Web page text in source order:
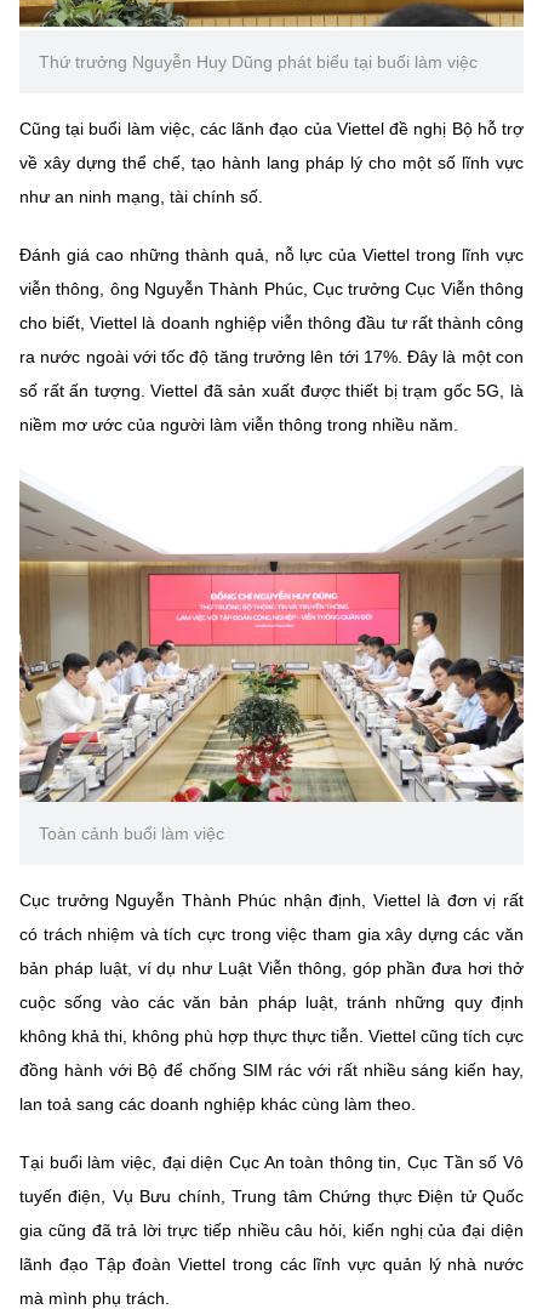
Vietnamese English
BỘ KHOA HỌC VÀ CÔNG NGHỆ
MINISTRY OF SCIENCE AND TECHNOLOGY
Điều khoản sử dụng Theo dõi MST:
Cơ quan chủ quản: Bộ Khoa học và Công nghệ (MST)
Chịu trách nhiệm nội dung: Nguyễn Thị Hải Hằng
Giám đốc Trung tâm Truyền thông Khoa học và Công nghệ.
Liên hệ
Địa chỉ: Ban Biên tập Cổng TTĐT - 18 Nguyễn Du, TP. Hà Nội
Điện thoại: 024 3936 9506
(Ghi rõ nguồn "https://mst.gov.vn" khi phát hành lại thông tin từ
website này)
Thứ trưởng Nguyễn Huy Dũng phát biểu tại buổi làm việc
Cũng tại buổi làm việc, các lãnh đạo của Viettel đề nghị Bộ hỗ trợ
về xây dựng thể chế, tạo hành lang pháp lý cho một số lĩnh vực
như an ninh mạng, tài chính số.
Đánh giá cao những thành quả, nỗ lực của Viettel trong lĩnh vực
viễn thông, ông Nguyễn Thành Phúc, Cục trưởng Cục Viễn thông
cho biết, Viettel là doanh nghiệp viễn thông đầu tư rất thành công
ra nước ngoài với tốc độ tăng trưởng lên tới 17%. Đây là một con
số rất ấn tượng. Viettel đã sản xuất được thiết bị trạm gốc 5G, là
niềm mơ ước của người làm viễn thông trong nhiều năm.
Toàn cảnh buổi làm việc
Cục trưởng Nguyễn Thành Phúc nhận định, Viettel là đơn vị rất
có trách nhiệm và tích cực trong việc tham gia xây dựng các văn
bản pháp luật, ví dụ như Luật Viễn thông, góp phần đưa hơi thở
cuộc sống vào các văn bản pháp luật, tránh những quy định
không khả thi, không phù hợp thực thực tiễn. Viettel cũng tích cực
đồng hành với Bộ để chống SIM rác với rất nhiều sáng kiến hay,
lan toả sang các doanh nghiệp khác cùng làm theo.
Tại buổi làm việc, đại diện Cục An toàn thông tin, Cục Tần số Vô
tuyến điện, Vụ Bưu chính, Trung tâm Chứng thực Điện tử Quốc
gia cũng đã trả lời trực tiếp nhiều câu hỏi, kiến nghị của đại diện
lãnh đạo Tập đoàn Viettel trong các lĩnh vực quản lý nhà nước
mà mình phụ trách.